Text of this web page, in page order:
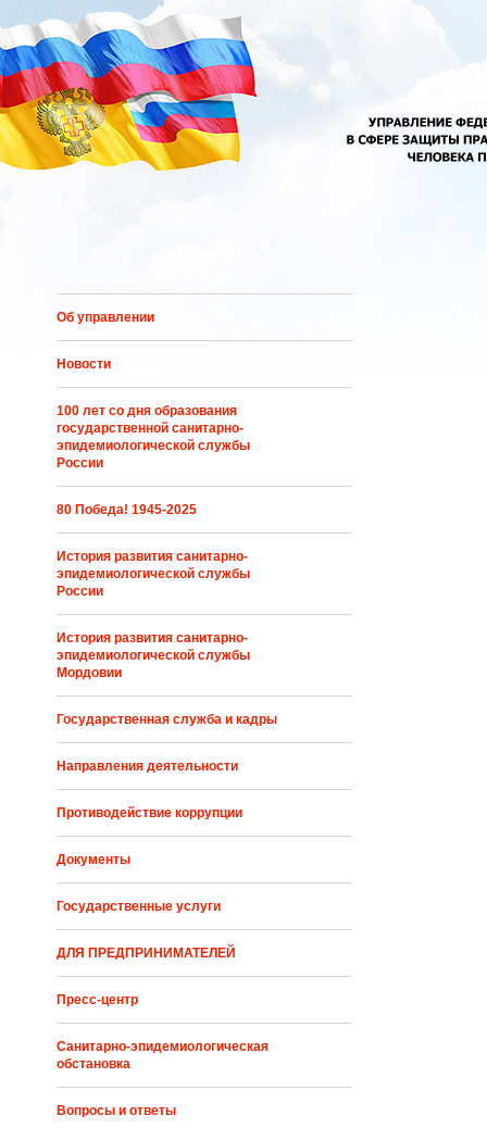
Перейти к основному содержанию
Об управлении
Новости
100 лет со дня образования
государственной санитарно-
эпидемиологической службы
России
80 Победа! 1945-2025
История развития санитарно-
эпидемиологической службы
России
История развития санитарно-
эпидемиологической службы
Мордовии
Государственная служба и кадры
Направления деятельности
Противодействие коррупции
Документы
Государственные услуги
ДЛЯ ПРЕДПРИНИМАТЕЛЕЙ
Пресс-центр
Санитарно-эпидемиологическая
обстановка
Вопросы и ответы